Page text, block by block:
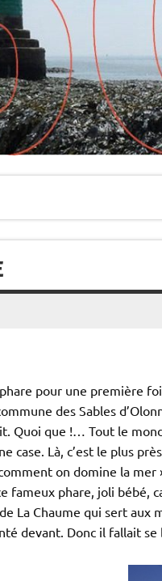
pour une première
des Sables
Quoi que !… Tout le
case. Là, c’est le plus
on domine la
fameux phare, joli bébé,
La Chaume qui sert aux
devant. Donc il fallait se